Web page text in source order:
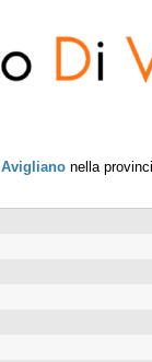
Avigliano nella